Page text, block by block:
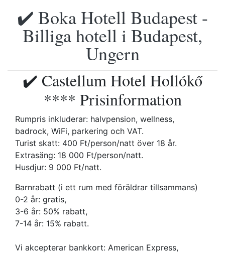
✔️ Boka Hotell Budapest -
Billiga hotell i Budapest,
Ungern
✔️ Castellum Hotel Hollókő
**** Prisinformation
Rumpris inkluderar: halvpension, wellness,
badrock, WiFi, parkering och VAT.
Turist skatt: 400 Ft/person/natt över 18 år.
Extrasäng: 18 000 Ft/person/natt.
Husdjur: 9 000 Ft/natt.
Barnrabatt (i ett rum med föräldrar tillsammans)
0-2 år: gratis,
3-6 år: 50% rabatt,
7-14 år: 15% rabatt.
Vi akcepterar bankkort: American Express,